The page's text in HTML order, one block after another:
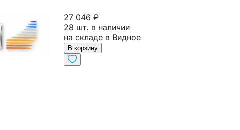
27 046 ₽
28 шт. в наличии
на складе в Видное
В корзину